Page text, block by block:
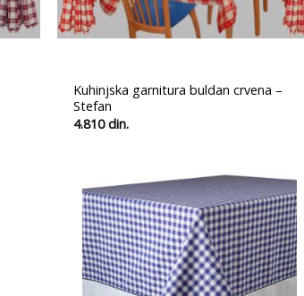
Kuhinjska garnitura buldan crvena –
Stefan
4.810din.
Ubaci
u
listu
želja